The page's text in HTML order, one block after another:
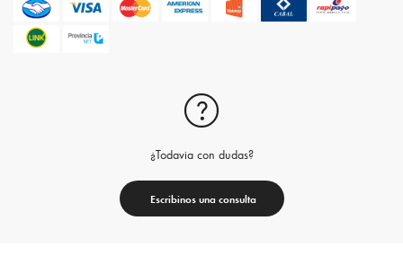
¿Todavia con dudas?
Escribinos una consulta